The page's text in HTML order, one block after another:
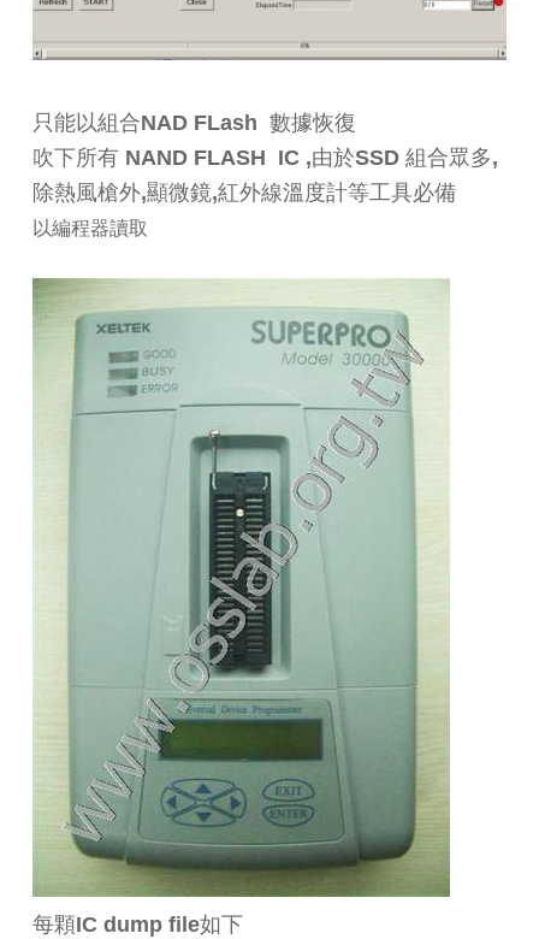
只能以組合NAD FLash 數據恢復
吹下所有 NAND FLASH IC ,由於SSD 組合眾多,
除熱風槍外,顯微鏡,紅外線溫度計等工具必備
以編程器讀取
每顆IC dump file如下